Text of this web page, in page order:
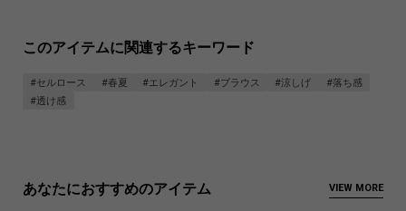
このアイテムに関連するキーワード
#セルロース #春夏 #エレガント #ブラウス #涼しげ
#落ち感
#透け感
あなたにおすすめのアイテム VIEW MORE